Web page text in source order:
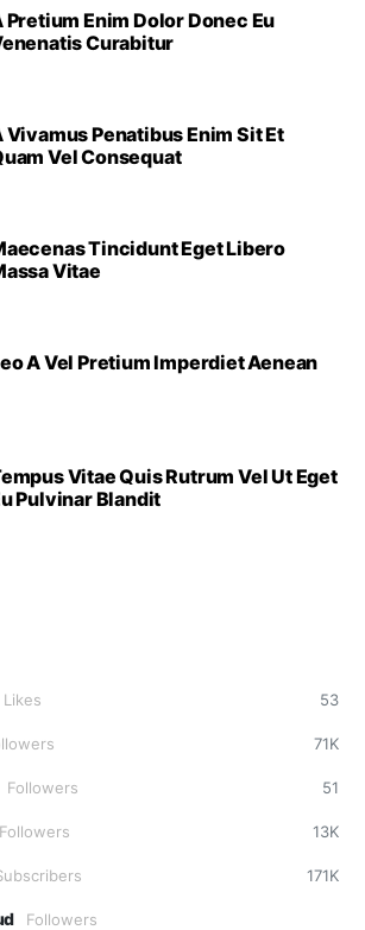
Pretium Enim Dolor Donec Eu
Curabitur
Vivamus Penatibus Enim Sit Et
Vel Consequat
Tincidunt Eget Libero
Vitae
A Vel Pretium Imperdiet Aenean
Vitae Quis Rutrum Vel Ut Eget
Pulvinar Blandit
53
Likes
71K
51
Followers
13K
Followers
171K
Followers